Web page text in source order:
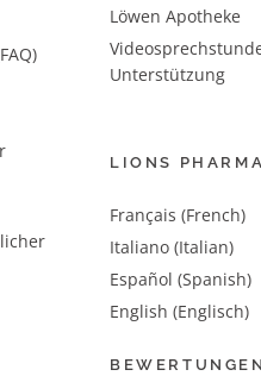
Löwen Apotheke
Unterstützung
LIONS
Français (French)
Italiano (Italian)
Español (Spanish)
English (Englisch)
BEWERTUNGEN